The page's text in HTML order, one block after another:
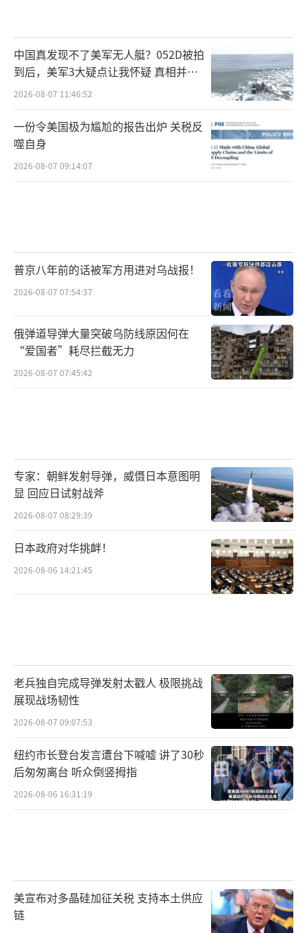
中国真发现不了美军无人艇？052D被拍
到后，美军3大疑点让我怀疑 真相并非
如此
2026-08-07 11:46:52
一份令美国极为尴尬的报告出炉 关税反
噬自身
2026-08-07 09:14:07
普京八年前的话被军方用进对乌战报！
2026-08-07 07:54:37
俄弹道导弹大量突破乌防线原因何在
“爱国者”耗尽拦截无力
2026-08-07 07:45:42
专家：朝鲜发射导弹，威慑日本意图明
显 回应日试射战斧
2026-08-07 08:29:39
日本政府对华挑衅！
2026-08-06 14:21:45
老兵独自完成导弹发射太戳人 极限挑战
展现战场韧性
2026-08-07 09:07:53
纽约市长登台发言遭台下喊嘘 讲了30秒
后匆匆离台 听众倒竖拇指
2026-08-06 16:31:19
美宣布对多晶硅加征关税 支持本土供应
链